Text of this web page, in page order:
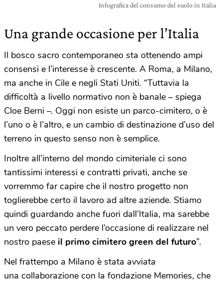
Infografica del consumo del suolo in Italia
Una grande occasione per l’Italia
Il bosco sacro contemporaneo sta ottenendo ampi
consensi e l’interesse è crescente. A Roma, a Milano,
ma anche in Cile e negli Stati Uniti. “Tuttavia la
difficoltà a livello normativo non è banale – spiega
Cloe Berni –. Oggi non esiste un parco-cimitero, o è
l’uno o è l’altro, e un cambio di destinazione d’uso del
terreno in questo senso non è semplice.
Inoltre all’interno del mondo cimiteriale ci sono
tantissimi interessi e contratti privati, anche se
vorremmo far capire che il nostro progetto non
toglierebbe certo il lavoro ad altre aziende. Stiamo
quindi guardando anche fuori dall’Italia, ma sarebbe
un vero peccato perdere l’occasione di realizzare nel
nostro paese il primo cimitero green del futuro”.
Nel frattempo a Milano è stata avviata
una collaborazione con la fondazione Memories, che